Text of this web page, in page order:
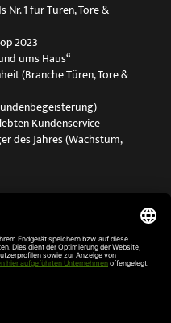
Nr. 1 für Türen, Tore &
2023
ums Haus“
(Branche Türen, Tore &
Kundenservice
des Jahres (Wachstum,
2022
ums Haus“
Kundenservice
(Türen, Tore & Antriebe)